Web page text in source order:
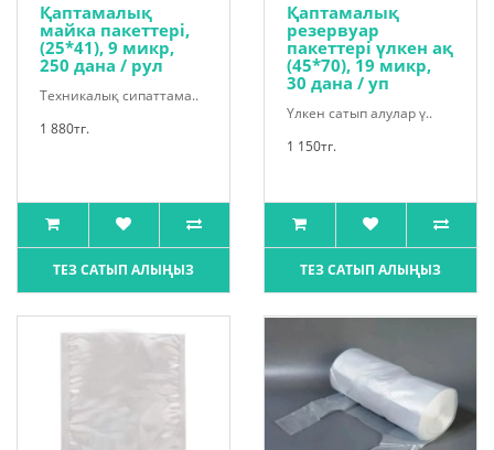
Қаптамалық
майка пакеттері,
(25*41), 9 микр,
250 дана / рул
Техникалық сипаттама..
1 880тг.
ТЕЗ САТЫП АЛЫҢЫЗ
Қаптамалық
резервуар
пакеттері үлкен ақ
(45*70), 19 микр,
30 дана / уп
Үлкен сатып алулар ү..
1 150тг.
ТЕЗ САТЫП АЛЫҢЫЗ